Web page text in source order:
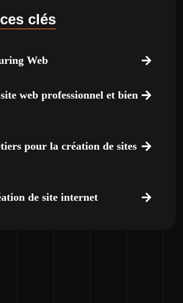
clés
Web
web professionnel et bien
pour la création de sites
de site internet